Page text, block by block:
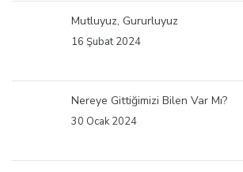
Mutluyuz, Gururluyuz
16 Şubat 2024
Nereye Gittiğimizi Bilen Var Mı?
30 Ocak 2024